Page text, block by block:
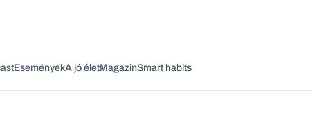
EseményekA jó életMagazinSmart habits